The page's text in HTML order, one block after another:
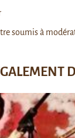
soumis à